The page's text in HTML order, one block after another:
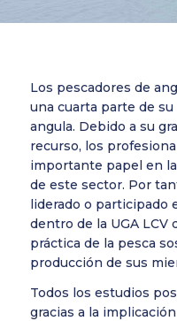
Los pescadores de
una cuarta parte de su
angula. Debido a su
recurso, los
importante papel en
de este sector. Por
liderado o participado
dentro de la UGA LCV
práctica de la pesca
producción de sus
Todos los estudios
gracias a la